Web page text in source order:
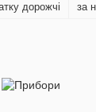
дорожчі за